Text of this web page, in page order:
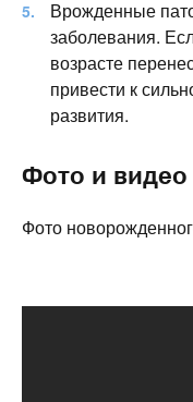
Врожденные
заболевания.
возрасте
привести к
развития.
Фото и
Фото